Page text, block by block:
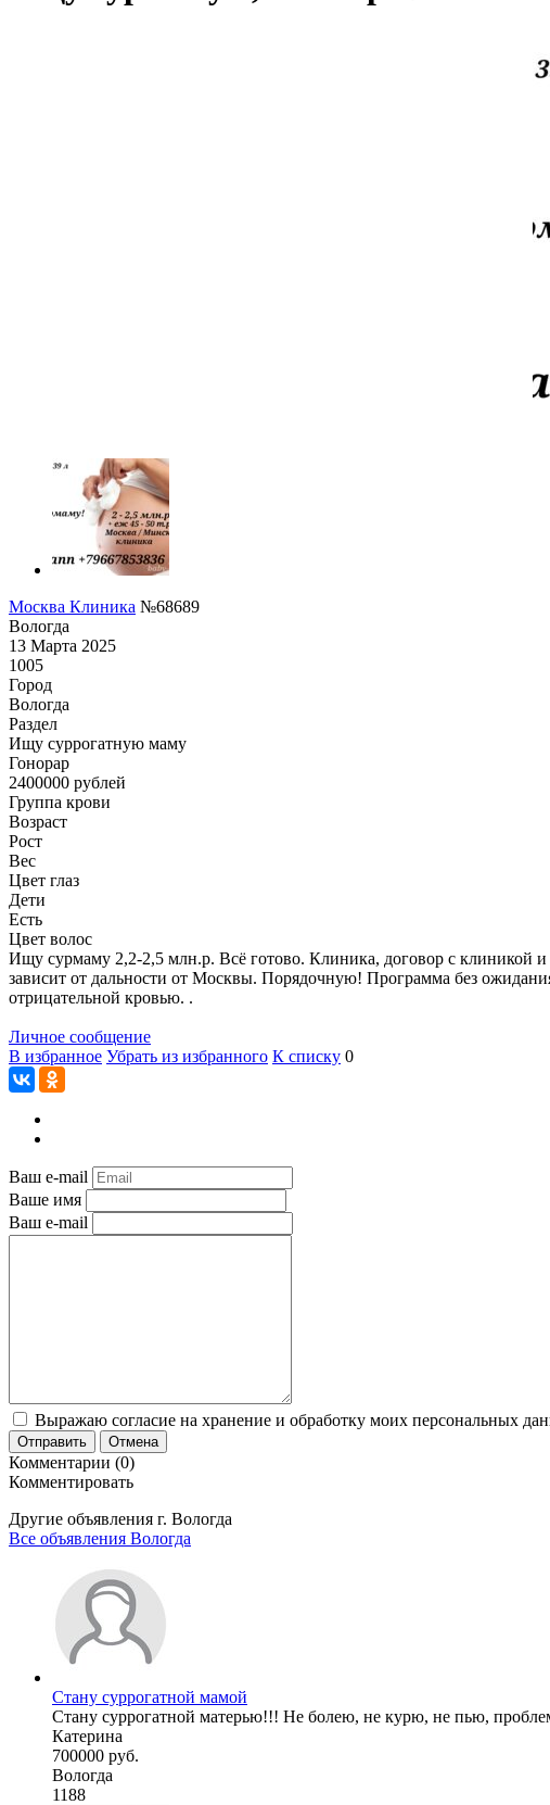
Москва Клиника №68689
Вологда
13 Марта 2025
1005
Город
Вологда
Раздел
Ищу суррогатную маму
Гонoрар
2400000 рублей
Группа крови
Возраст
Рост
Вес
Цвет глаз
Дети
Есть
Цвет волос
Ищу сурмаму 2,2-2,5 млн.р. Всё готово. Клиника, договор с клиникой
зависит от дальности от Москвы. Порядочную! Программа без
отрицательной кровью. .
Личное сообщение
В избранное Убрать из избранного К списку 0
Ваш e-mail
Ваше имя
Ваш e-mail
Выражаю согласие на хранение и обработку моих персональных
Отправить Отмена
Комментарии (0)
Комментировать
Другие объявления г. Вологда
Все объявления Вологда
Стану суррогатной мамой
Стану суррогатной матерью!!! Не болею, не курю, не пью,
Катерина
700000 руб.
Вологда
1188